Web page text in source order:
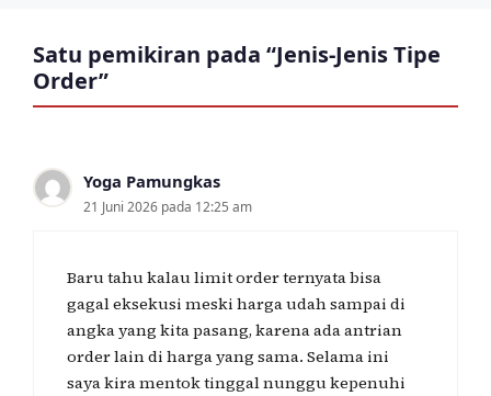
Satu pemikiran pada “Jenis-Jenis Tipe
Order”
Yoga Pamungkas
21 Juni 2026 pada 12:25 am
Baru tahu kalau limit order ternyata bisa
gagal eksekusi meski harga udah sampai di
angka yang kita pasang, karena ada antrian
order lain di harga yang sama. Selama ini
saya kira mentok tinggal nunggu kepenuhi